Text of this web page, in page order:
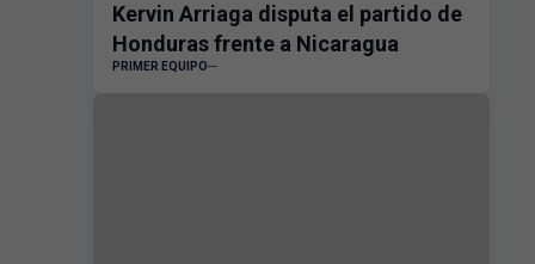
Kervin Arriaga disputa el partido de
Honduras frente a Nicaragua
PRIMER EQUIPO